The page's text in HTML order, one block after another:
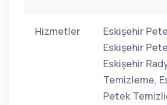
Hizmetler
Eskişehir
Eskişehir
Eskişehir
Temizleme,
Petek